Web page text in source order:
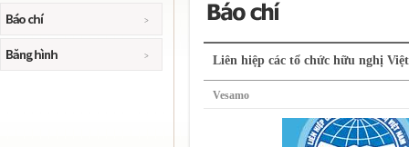
Liên hiệp các tổ chức hữu nghị
Vesamo